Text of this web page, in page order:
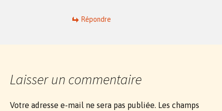
Répondre
Laisser un commentaire
Votre adresse e-mail ne sera pas publiée. Les champs